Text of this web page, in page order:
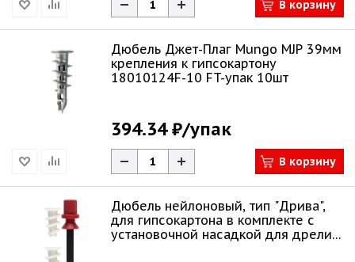
В корзину
Дюбель Джет-Плаг Mungo MJP 39мм
крепления к гипсокартону
18010124F-10 FT-упак 10шт
394.34 ₽/упак
В корзину
Дюбель нейлоновый, тип "Дрива",
для гипсокартона в комплекте с
установочной насадкой для дрели,